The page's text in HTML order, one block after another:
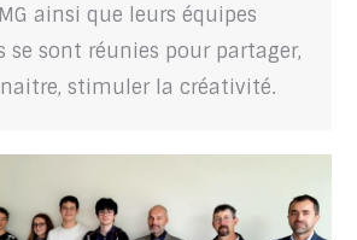
ainsi que leurs équipes
se sont réunies pour partager,
stimuler la créativité.